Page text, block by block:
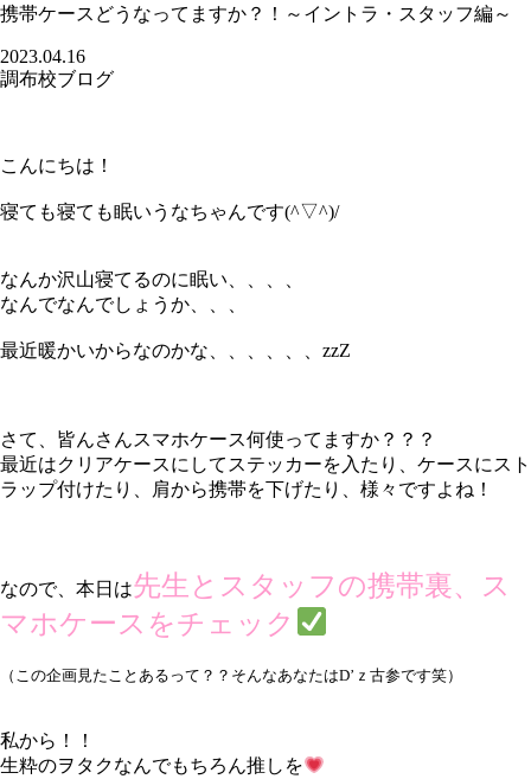
携帯ケースどうなってますか？！～イントラ・スタッフ編～
2023.04.16
調布校ブログ
こんにちは！
寝ても寝ても眠いうなちゃんです(^▽^)/
なんか沢山寝てるのに眠い、、、、
なんでなんでしょうか、、、
最近暖かいからなのかな、、、、、、zzZ
さて、皆んさんスマホケース何使ってますか？？？
最近はクリアケースにしてステッカーを入たり、ケースにスト
ラップ付けたり、肩から携帯を下げたり、様々ですよね！
なので、本日は先生とスタッフの携帯裏、ス
マホケースをチェック
（この企画見たことあるって？？そんなあなたはD’ｚ古参です笑）
私から！！
生粋のヲタクなんでもちろん推しを